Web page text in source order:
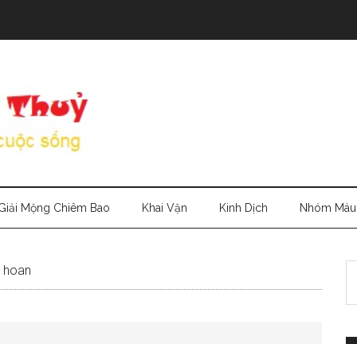
Mộng Chiêm Bao Khai Vận Kinh Dịch Nhóm Máu